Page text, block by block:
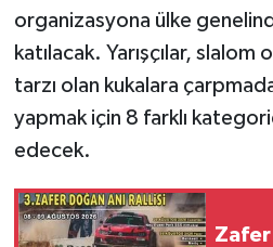
organizasyona ülke
katılacak. Yarışçılar, slalom
tarzı olan kukalara
yapmak için 8 farklı
edecek.